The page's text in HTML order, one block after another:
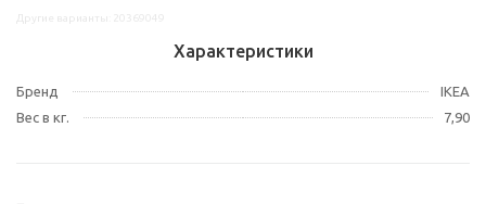
Характеристики
Бренд
IKEA
Вес в кг.
7,90